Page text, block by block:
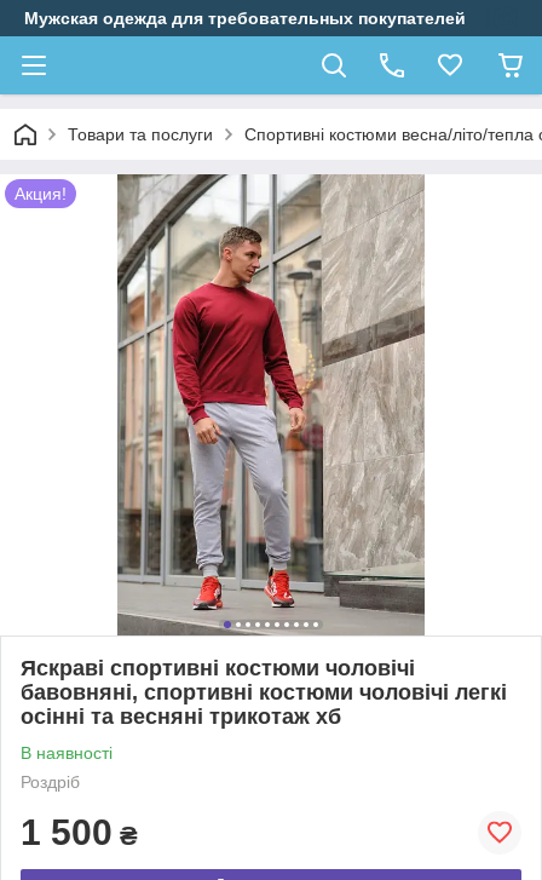
Мужская одежда для требовательных покупателей
Товари та послуги Спортивні костюми весна/літо/тепла
Акция!
Яскраві спортивні костюми чоловічі
бавовняні, спортивні костюми чоловічі легкі
осінні та весняні трикотаж хб
В наявності
Роздріб
1 500 ₴